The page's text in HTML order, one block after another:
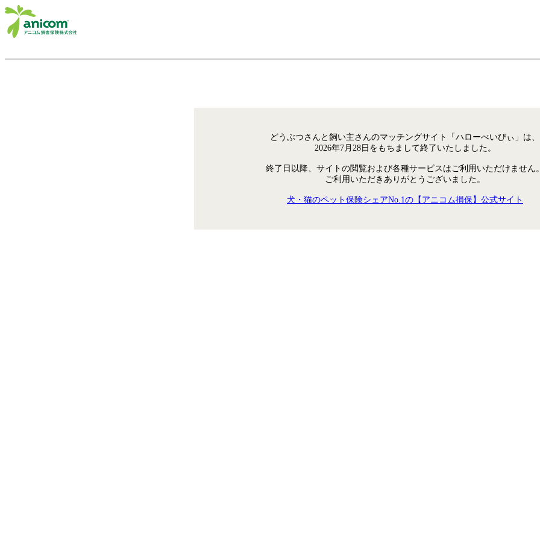
どうぶつさんと飼い主さんのマッチングサイト「ハローべいびぃ」は、
2026年7月28日をもちまして終了いたしました。
終了日以降、サイトの閲覧および各種サービスはご利用いただけません
ご利用いただきありがとうございました。
犬・猫のペット保険シェアNo.1の【アニコム損保】公式サイト